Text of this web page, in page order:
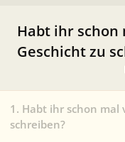
Habt ihr schon
Geschicht zu
1. Habt ihr schon mal
schreiben?